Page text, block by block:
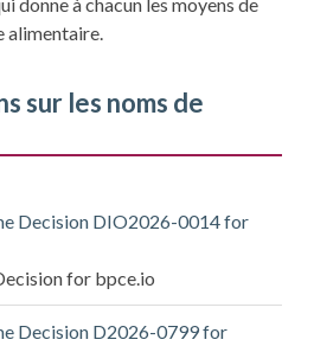
alimentaire.
sur les noms de
Decision DIO2026-0014 for
for bpce.io
Decision D2026-0799 for